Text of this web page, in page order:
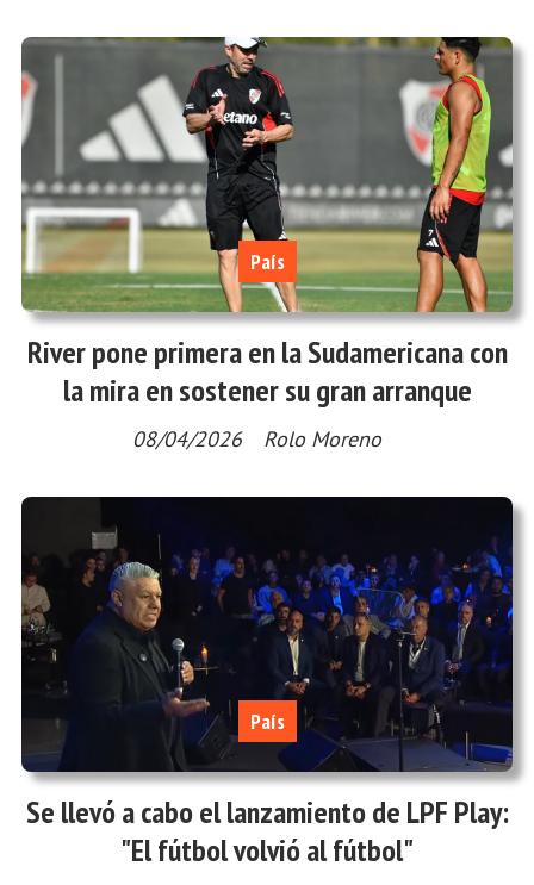
River pone primera en la Sudamericana con
la mira en sostener su gran arranque
Rolo Moreno
País
08/04/2026
Se llevó a cabo el lanzamiento de LPF Play:
"El fútbol volvió al fútbol"
País